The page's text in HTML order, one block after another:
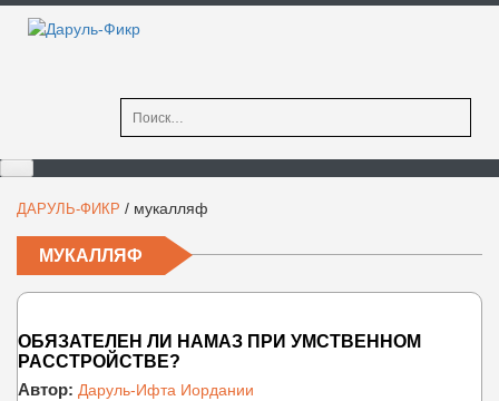
Найти:
ДАРУЛЬ-ФИКР / мукалляф
МУКАЛЛЯФ
ОБЯЗАТЕЛЕН ЛИ НАМАЗ ПРИ УМСТВЕННОМ
РАССТРОЙСТВЕ?
Автор: Даруль-Ифта Иордании